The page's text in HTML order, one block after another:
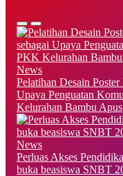
News
Pelatihan Desain
Upaya Penguatan
Kelurahan Bambu Apus
News
Perluas Akses
buka beasiswa SNBT